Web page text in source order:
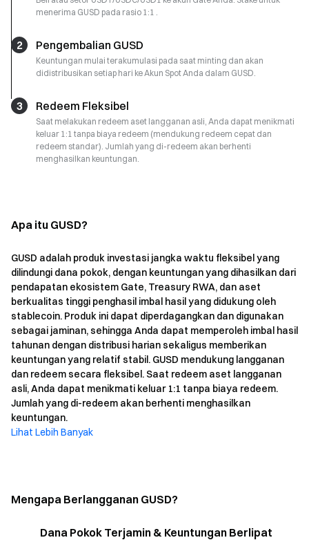
menerima GUSD pada rasio 1:1 .
2 Pengembalian GUSD
Keuntungan mulai terakumulasi pada saat minting dan akan
didistribusikan setiap hari ke Akun Spot Anda dalam GUSD.
3 Redeem Fleksibel
Saat melakukan redeem aset langganan asli, Anda dapat menikmati
keluar 1:1 tanpa biaya redeem (mendukung redeem cepat dan
redeem standar). Jumlah yang di-redeem akan berhenti
menghasilkan keuntungan.
Apa itu GUSD?
GUSD adalah produk investasi jangka waktu fleksibel yang
dilindungi dana pokok, dengan keuntungan yang dihasilkan dari
pendapatan ekosistem Gate, Treasury RWA, dan aset
berkualitas tinggi penghasil imbal hasil yang didukung oleh
stablecoin. Produk ini dapat diperdagangkan dan digunakan
sebagai jaminan, sehingga Anda dapat memperoleh imbal hasil
tahunan dengan distribusi harian sekaligus memberikan
keuntungan yang relatif stabil. GUSD mendukung langganan
dan redeem secara fleksibel. Saat redeem aset langganan
asli, Anda dapat menikmati keluar 1:1 tanpa biaya redeem.
Jumlah yang di-redeem akan berhenti menghasilkan
keuntungan.
Lihat Lebih Banyak
Mengapa Berlangganan GUSD?
Dana Pokok Terjamin & Keuntungan Berlipat